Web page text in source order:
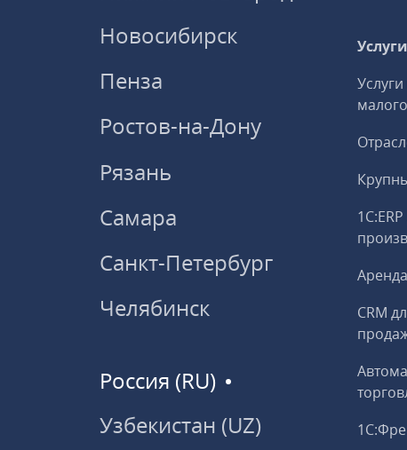
Новосибирск
Пенза
Ростов-на-Дону
Рязань
Самара
Санкт-Петербург
Челябинск
Россия (RU)
Узбекистан (UZ)
Услуги
CRM